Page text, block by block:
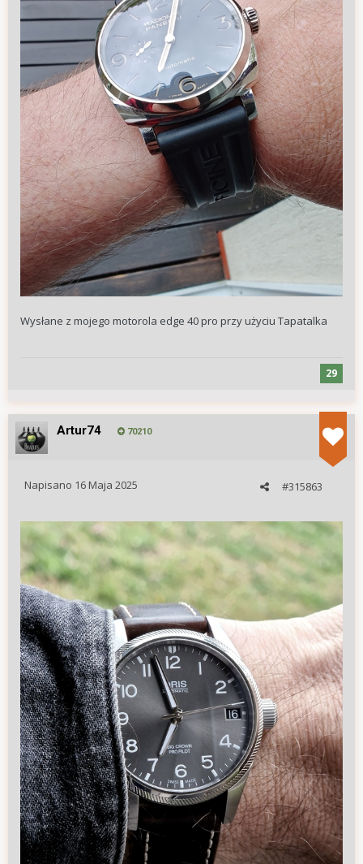
Wysłane z mojego motorola edge 40 pro przy użyciu Tapatalka
29
Artur74 70210
#315863
Napisano 16 Maja 2025